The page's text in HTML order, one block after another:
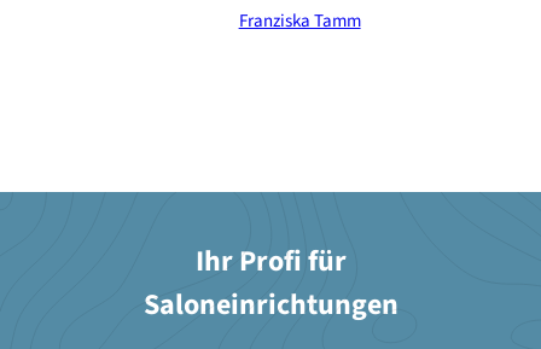
Franziska Tamm
Ihr Profi für
Saloneinrichtungen